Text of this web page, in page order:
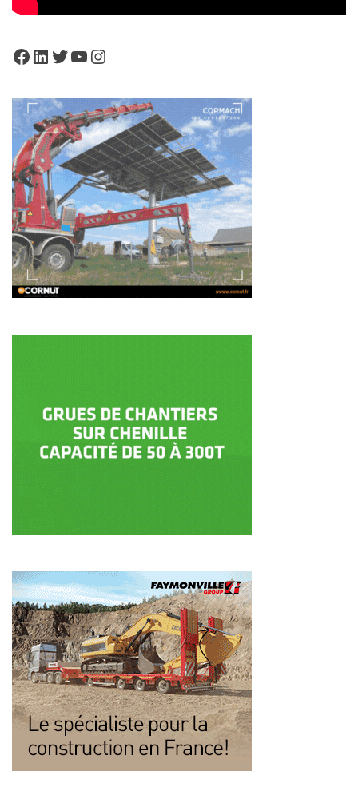
Facebook
LinkedIn
Twitter
YouTube
Instagram